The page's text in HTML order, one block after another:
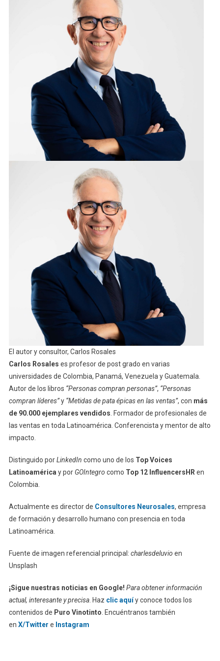
El autor y consultor, Carlos Rosales
Carlos Rosales es profesor de post grado en varias
universidades de Colombia, Panamá, Venezuela y Guatemala.
Autor de los libros “Personas compran personas”, “Personas
compran líderes”y “Metidas de pata épicas en las ventas”, con más
de 90.000 ejemplares vendidos . Formador de profesionales de
las ventas en toda Latinoamérica. Conferencista y mentor de alto
impacto.
Distinguido porLinkedIn como uno de los Top Voices
Latinoamérica y por GOIntegro como Top 12 InfluencersHR en
Colombia.
Actualmente es director de Consultores Neurosales, empresa
de formación y desarrollo humano con presencia en toda
Latinoamérica.
Fuente de imagen referencial principal: charlesdeluvio en
Unsplash
¡Sigue nuestras noticias en Google! Para obtener información
actual, interesante y precisa. Haz clic aquíy conoce todos los
contenidos de Puro Vinotinto . Encuéntranos también
en X/Twitter e Instagram